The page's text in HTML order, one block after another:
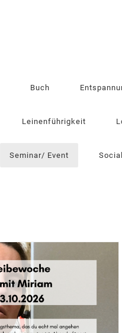
Buch
Leinenführigkeit
Seminar/ Event